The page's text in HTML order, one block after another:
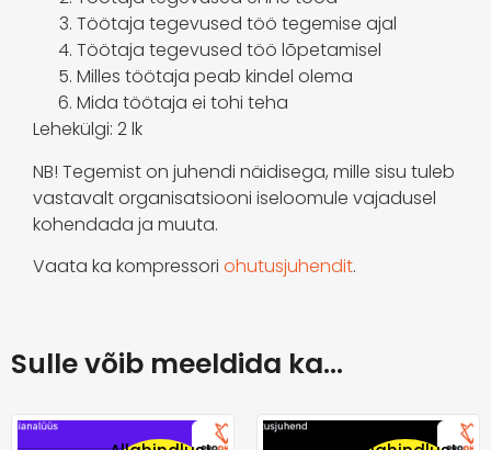
Töötaja tegevused töö tegemise ajal
Töötaja tegevused töö lõpetamisel
Milles töötaja peab kindel olema
Mida töötaja ei tohi teha
Lehekülgi: 2 lk
NB! Tegemist on juhendi näidisega, mille sisu tuleb
vastavalt organisatsiooni iseloomule vajadusel
kohendada ja muuta.
Vaata ka kompressori ohutusjuhendit.
Sulle võib meeldida ka…